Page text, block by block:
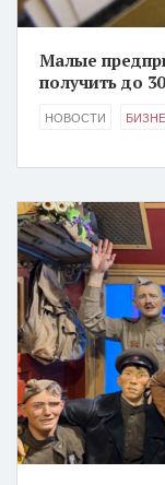
Малые
получить до
НОВОСТИ